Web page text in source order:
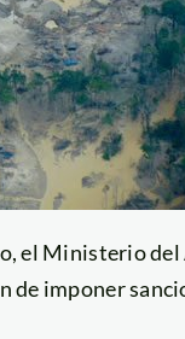
el Ministerio
imponer